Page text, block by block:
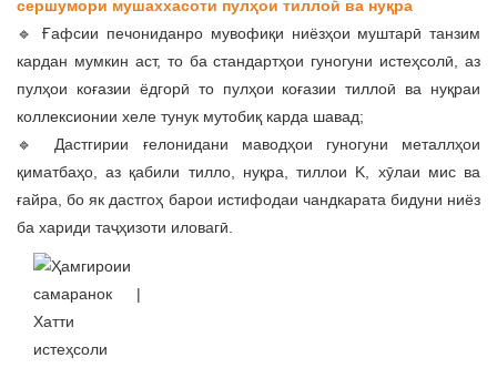
сершумори мушаххасоти пулҳои тиллоӣ ва нуқра
🔹 Ғафсии печониданро мувофиқи ниёзҳои муштарӣ танзим
кардан мумкин аст, то ба стандартҳои гуногуни истеҳсолӣ, аз
пулҳои коғазии ёдгорӣ то пулҳои коғазии тиллоӣ ва нуқраи
коллексионии хеле тунук мутобиқ карда шавад;
🔹 Дастгирии ғелонидани маводҳои гуногуни металлҳои
қиматбаҳо, аз қабили тилло, нуқра, тиллои K, хӯлаи мис ва
ғайра, бо як дастгоҳ барои истифодаи чандкарата бидуни ниёз
ба хариди таҷҳизоти иловагӣ.